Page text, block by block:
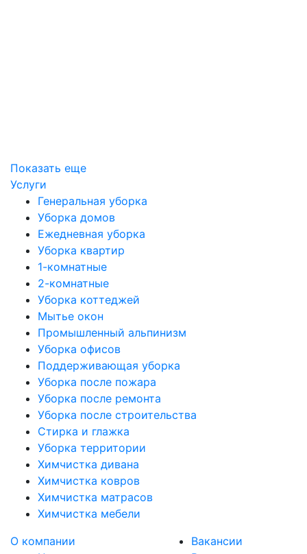
Показать еще
Услуги
Генеральная уборка
Уборка домов
Ежедневная уборка
Уборка квартир
1-комнатные
2-комнатные
Уборка коттеджей
Мытье окон
Промышленный альпинизм
Уборка офисов
Поддерживающая уборка
Уборка после пожара
Уборка после ремонта
Уборка после строительства
Стирка и глажка
Уборка территории
Химчистка дивана
Химчистка ковров
Химчистка матрасов
Химчистка мебели
О компании
Вакансии